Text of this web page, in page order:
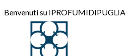
Benvenuti su IPROFUMIDIPUGLIA